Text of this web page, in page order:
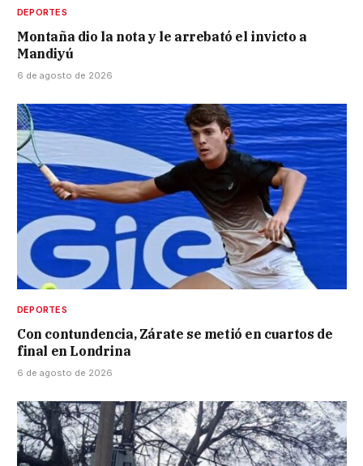
DEPORTES
Montaña dio la nota y le arrebató el invicto a
Mandiyú
6 de agosto de 2026
DEPORTES
Con contundencia, Zárate se metió en cuartos de
final en Londrina
6 de agosto de 2026